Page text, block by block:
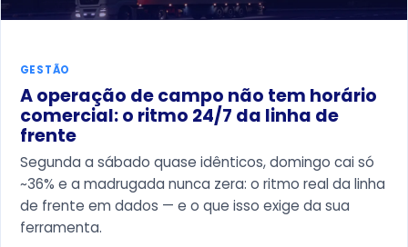
GESTÃO
A operação de campo não tem horário
comercial: o ritmo 24/7 da linha de
frente
Segunda a sábado quase idênticos, domingo cai só
~36% e a madrugada nunca zera: o ritmo real da linha
de frente em dados — e o que isso exige da sua
ferramenta.